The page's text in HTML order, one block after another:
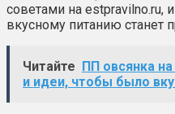
советами на estpravilno.ru,
вкусному питанию станет
Читайте ПП овсянка
и идеи, чтобы было